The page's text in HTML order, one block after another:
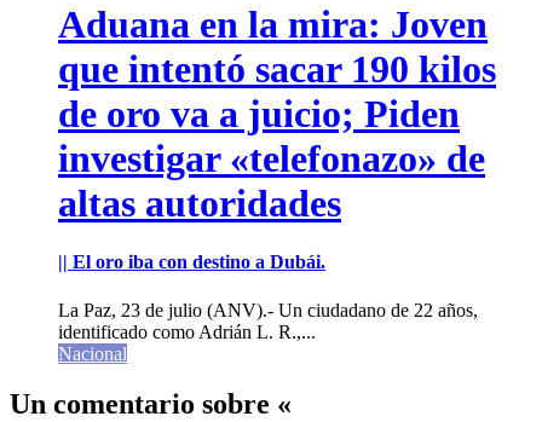
Aduana en la mira: Joven
que intentó sacar 190 kilos
de oro va a juicio; Piden
investigar «telefonazo» de
altas autoridades
|| El oro iba con destino a Dubái.
La Paz, 23 de julio (ANV).- Un ciudadano de 22 años,
identificado como Adrián L. R.,...
Nacional
Un comentario sobre «